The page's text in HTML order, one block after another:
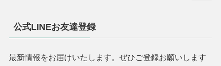
公式LINEお友達登録
最新情報をお届けいたします。ぜひご登録お願いします